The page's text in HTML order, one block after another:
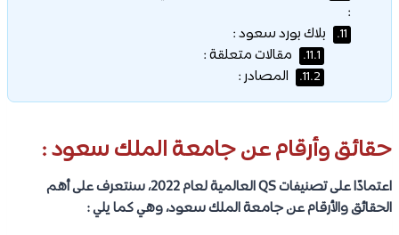
:
11. بلاك بورد سعود :
11.1. مقالات متعلقة :
11.2. المصادر :
حقائق وأرقام عن جامعة الملك سعود :
اعتمادًا على تصنيفات QS العالمية لعام 2022، سنتعرف على أهم
الحقائق والأرقام عن جامعة الملك سعود، وهي كما يلي :